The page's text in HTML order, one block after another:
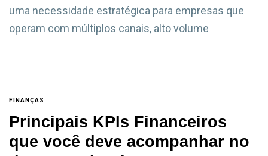
uma necessidade estratégica para empresas que
operam com múltiplos canais, alto volume
FINANÇAS
Principais KPIs Financeiros
que você deve acompanhar no